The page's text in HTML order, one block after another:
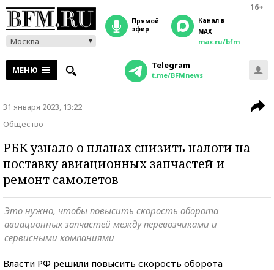
16+
Москва
прямой
эфир
Канал в
MAX
max.ru/bfm
МЕНЮ Telegram
t.me/BFMnews
31 января 2023, 13:22
Общество
РБК узнало о планах снизить налоги на
поставку авиационных запчастей и
ремонт самолетов
Это нужно, чтобы повысить скорость оборота
авиационных запчастей между перевозчиками и
сервисными компаниями
Власти РФ решили повысить скорость оборота